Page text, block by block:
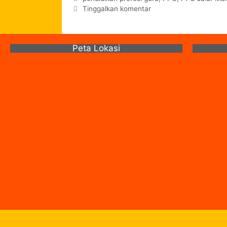
Tinggalkan komentar
Peta Lokasi